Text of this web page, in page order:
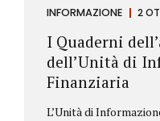
INFORMAZIONE 2
I Quaderni
dell’Unità di
Finanziaria
L’Unità di